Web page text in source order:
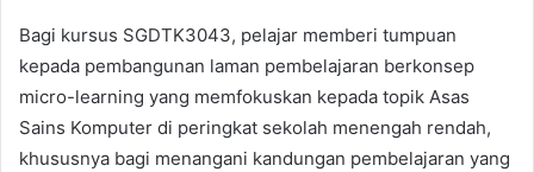
Bagi kursus SGDTK3043, pelajar memberi tumpuan
kepada pembangunan laman pembelajaran berkonsep
micro-learning yang memfokuskan kepada topik Asas
Sains Komputer di peringkat sekolah menengah rendah,
khususnya bagi menangani kandungan pembelajaran yang